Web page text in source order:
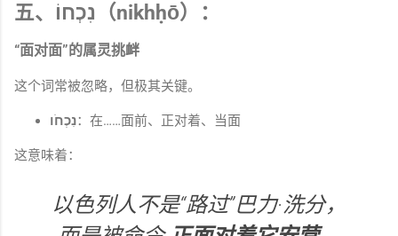
五、נִכְחוֹ（nikhḥō）：
“面对面”的属灵挑衅
这个词常被忽略，但极其关键。
נִכְחֹו：在……面前、正对着、当面
这意味着：
以色列人不是“路过”巴力·洗分，